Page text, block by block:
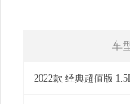
车
2022款 经典超值版